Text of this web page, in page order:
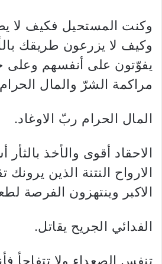
وكنت المستحيل فكيف لا
وكيف لا يزرعون طريقك
يفوّتون على أنفسهم وعلى
مراكمة الشرّ والمال
المال الحرام ربّ الاوغاد.
الاحقاد أقوى والأخذ
الارواح النتنة الذين
الاكبر وينتهزون الفرصة
الفدائي الجريح يقاتل.
تنفس الصعداء ولا تتفاجأ